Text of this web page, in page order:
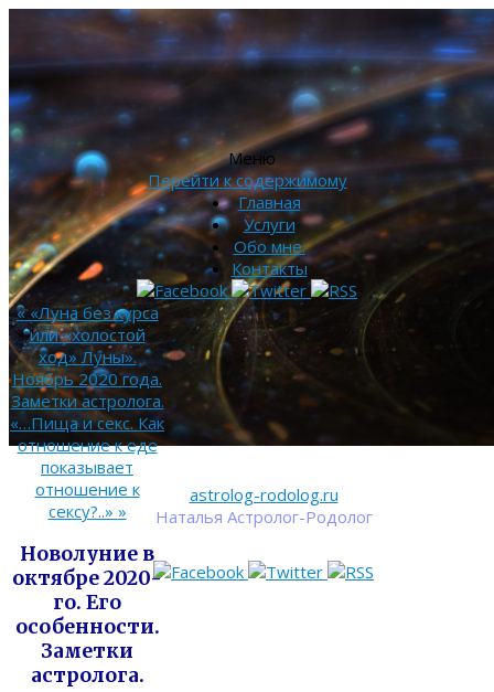
astrolog-rodolog.ru
Наталья Астролог-Родолог
Меню
Перейти к содержимому
Главная
Услуги
Обо мне.
Контакты
««Луна без курса
или «холостой
ход» Луны».
Ноябрь 2020 года.
Заметки астролога.
«…Пища и секс. Как
отношение к еде
показывает
отношение к
сексу?..» »
Новолуние в
октябре 2020-
го. Его
особенности.
Заметки
астролога.